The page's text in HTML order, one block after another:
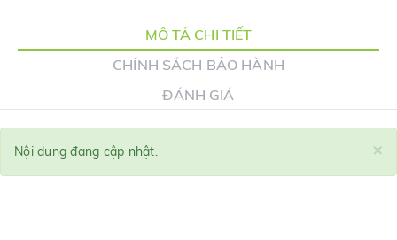
MÔ TẢ CHI TIẾT
CHÍNH SÁCH BẢO HÀNH
ĐÁNH GIÁ
×
Nội dung đang cập nhật.